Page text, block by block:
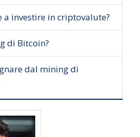
a investire in criptovalute?
di Bitcoin?
dal mining di